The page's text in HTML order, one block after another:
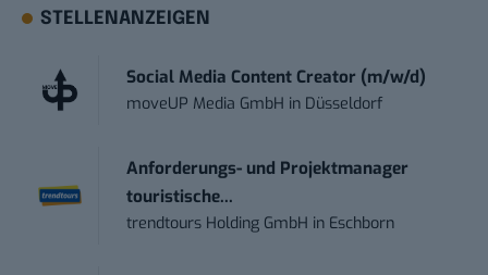
STELLENANZEIGEN
Social Media Content Creator (m/w/d)
moveUP Media GmbH in Düsseldorf
Anforderungs- und Projektmanager
touristische...
trendtours Holding GmbH in Eschborn